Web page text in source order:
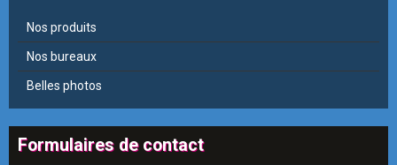
Nos produits
Nos bureaux
Belles photos
Formulaires de contact